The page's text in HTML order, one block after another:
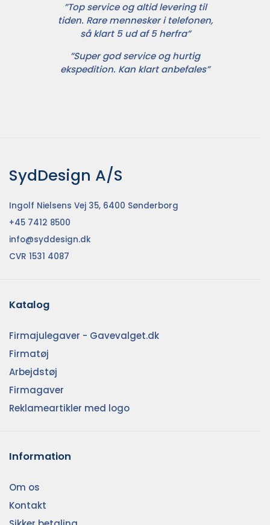
”Top service og altid levering til
tiden. Rare mennesker i telefonen,
så klart 5 ud af 5 herfra”
”Super god service og hurtig
ekspedition. Kan klart anbefales”
SydDesign A/S
Ingolf Nielsens Vej 35, 6400 Sønderborg
+45 7412 8500
info@syddesign.dk
CVR 1531 4087
Katalog
Firmajulegaver - Gavevalget.dk
Firmatøj
Arbejdstøj
Firmagaver
Reklameartikler med logo
Information
Om os
Kontakt